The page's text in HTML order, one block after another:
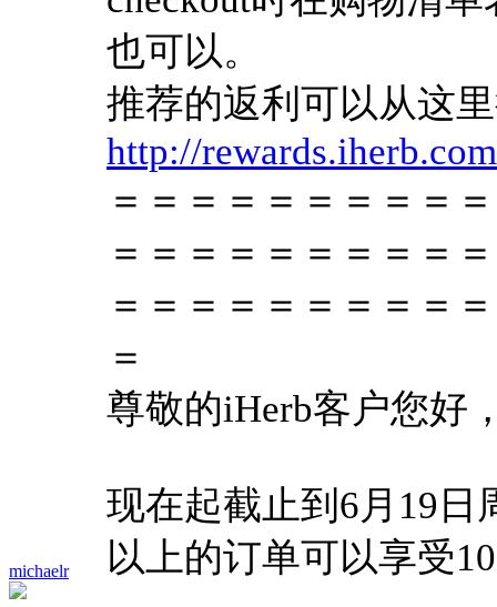
michaelr
也可以。
推荐的返利可以从这
http://
＝＝＝＝＝＝＝＝＝
＝＝＝＝＝＝＝＝＝
＝＝＝＝＝＝＝＝＝
＝
尊敬的iHerb客户您好
现在起截止到6月19日
以上的订单可以享受